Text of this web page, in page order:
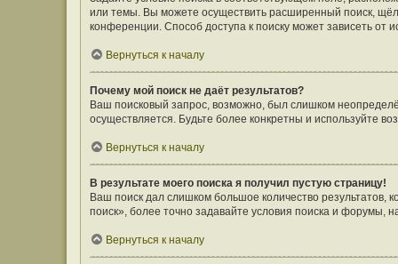
или темы. Вы можете осуществить расширенный поиск,
конференции. Способ доступа к поиску может зависеть от
Вернуться к началу
Почему мой поиск не даёт результатов?
Ваш поисковый запрос, возможно, был слишком
осуществляется. Будьте более конкретны и используйте
Вернуться к началу
В результате моего поиска я получил пустую страницу!
Ваш поиск дал слишком большое количество результатов,
поиск», более точно задавайте условия поиска и форумы,
Вернуться к началу